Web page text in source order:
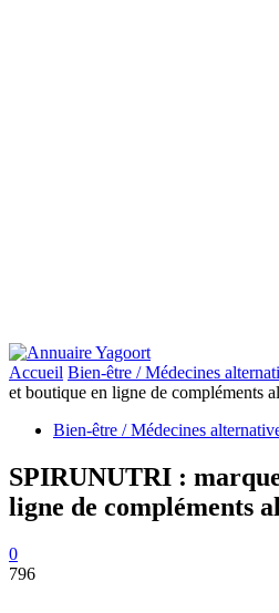
Accueil Bien-être / Médecines
et boutique en ligne de compléments
Bien-être / Médecines
SPIRUNUTRI :
ligne de compléments
0
796